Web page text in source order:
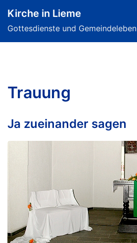
Inhalt
springen
Kirche in Lieme
Gottesdienste und Gemeindeleben
Trauung
Ja zueinander sagen